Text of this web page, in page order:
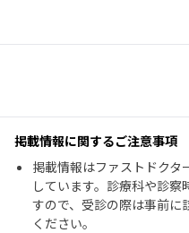
掲載情報に関するご注意事項
掲載情報はファストドクタ
しています。診療科や診
すので、受診の際は事前に
ください。